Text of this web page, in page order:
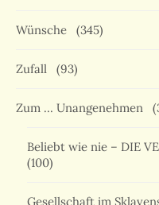
Wünsche (345)
Zufall (93)
Zum … Unangenehmen
Beliebt wie nie – DIE
(100)
Gesellschaft im